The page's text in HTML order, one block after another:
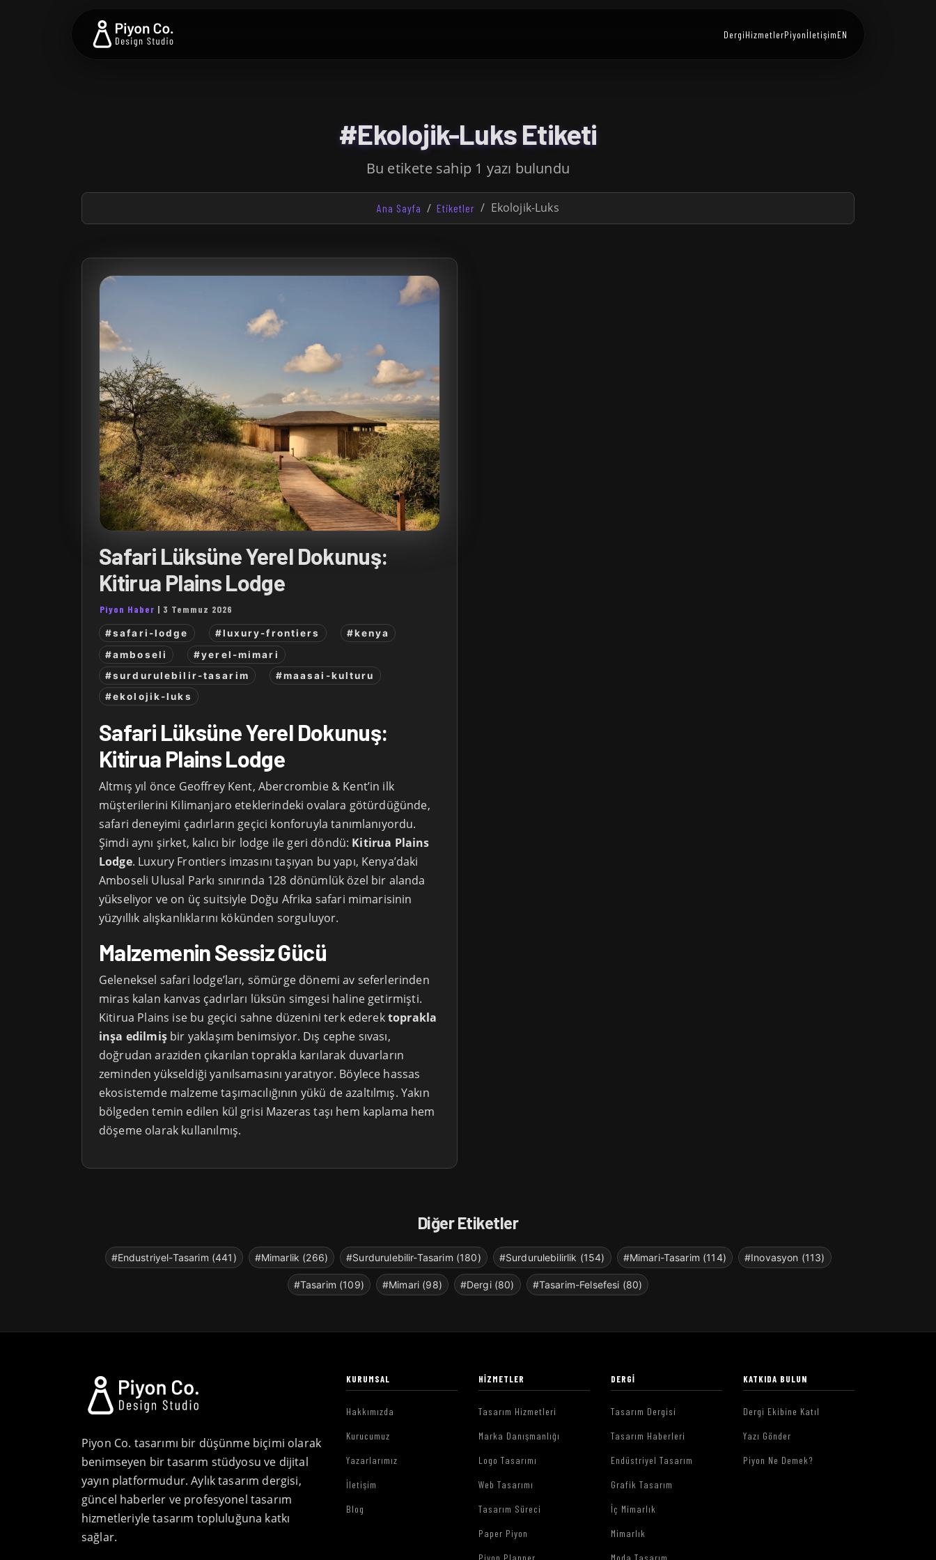
DergiHizmetlerPiyonİletişimEN
#Ekolojik-Luks Etiketi
Bu etikete sahip 1 yazı bulundu
Ana Sayfa Etiketler Ekolojik-Luks
Safari Lüksüne Yerel Dokunuş:
Kitirua Plains Lodge
Piyon Haber | 3 Temmuz 2026
#safari-lodge #luxury-frontiers
#kenya
#amboseli
#yerel-mimari
#surdurulebilir-tasarim
#maasai-kulturu
#ekolojik-luks
Safari Lüksüne Yerel Dokunuş:
Kitirua Plains Lodge
Altmış yıl önce Geoffrey Kent, Abercrombie & Kent’in ilk
müşterilerini Kilimanjaro eteklerindeki ovalara götürdüğünde,
safari deneyimi çadırların geçici konforuyla tanımlanıyordu.
Şimdi aynı şirket, kalıcı bir lodge ile geri döndü: Kitirua Plains
Lodge. Luxury Frontiers imzasını taşıyan bu yapı, Kenya’daki
Amboseli Ulusal Parkı sınırında 128 dönümlük özel bir alanda
yükseliyor ve on üç suitsiyle Doğu Afrika safari mimarisinin
yüzyıllık alışkanlıklarını kökünden sorguluyor.
Malzemenin Sessiz Gücü
Geleneksel safari lodge’ları, sömürge dönemi av seferlerinden
miras kalan kanvas çadırları lüksün simgesi haline getirmişti.
Kitirua Plains ise bu geçici sahne düzenini terk ederektoprakla
inşa edilmişbir yaklaşım benimsiyor. Dış cephe sıvası,
doğrudan araziden çıkarılan toprakla karılarak duvarların
zeminden yükseldiği yanılsamasını yaratıyor. Böylece hassas
ekosistemde malzeme taşımacılığının yükü de azaltılmış. Yakın
bölgeden temin edilen kül grisi Mazeras taşı hem kaplama hem
döşeme olarak kullanılmış.
Diğer Etiketler
#Endustriyel-Tasarim (441) #Mimarlik (266) #Surdurulebilir-Tasarim (180) #Surdurulebilirlik (154) #Mimari-Tasarim (114) #Inovasyon (113)
#Tasarim (109) #Mimari (98) #Dergi (80) #Tasarim-Felsefesi (80)
Piyon Co. tasarımı bir düşünme biçimi olarak
benimseyen bir tasarım stüdyosu ve dijital
yayın platformudur. Aylık tasarım dergisi,
güncel haberler ve profesyonel tasarım
hizmetleriyle tasarım topluluğuna katkı
sağlar.
KURUMSAL
Hakkımızda
Kurucumuz
Yazarlarımız
İletişim
Blog
HIZMETLER
Tasarım Hizmetleri
Marka Danışmanlığı
Logo Tasarımı
Web Tasarımı
Tasarım Süreci
Paper Piyon
Piyon Planner
DERGI
Tasarım Dergisi
Tasarım Haberleri
Endüstriyel Tasarım
Grafik Tasarım
İç Mimarlık
Mimarlık
Moda Tasarım
KATKIDA BULUN
Dergi Ekibine Katıl
Yazı Gönder
Piyon Ne Demek?